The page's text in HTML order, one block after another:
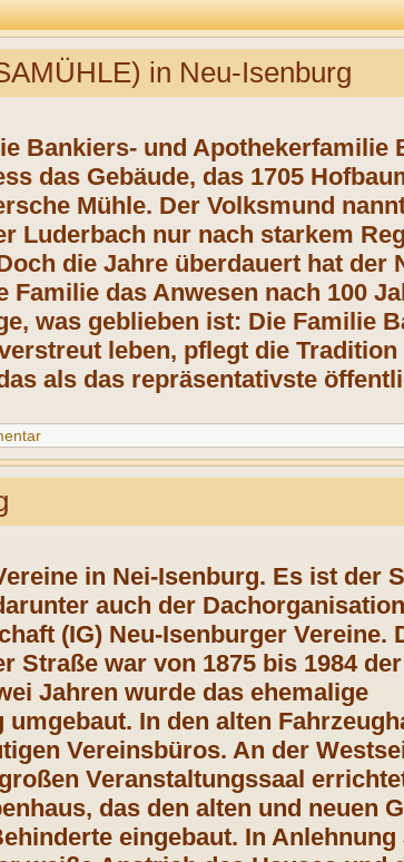
in Neu-Isenburg
Bankiers- und Apothekerfamilie
das Gebäude, das 1705
Mühle. Der Volksmund
Luderbach nur nach starkem
die Jahre überdauert hat der
das Anwesen nach 100
was geblieben ist: Die Familie
leben, pflegt die
als das repräsentativste
in Nei-Isenburg. Es ist der
auch der
(IG) Neu-Isenburger Vereine.
Straße war von 1875 bis 1984
Jahren wurde das ehemalige
In den alten
Vereinsbüros. An der
Veranstaltungssaal
das den alten und neuen
eingebaut. In Anlehnung